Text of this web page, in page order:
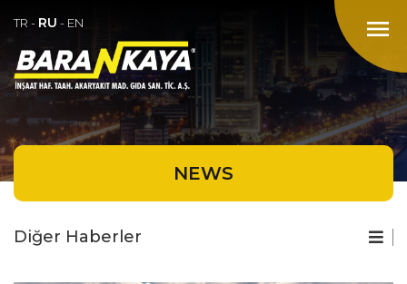
menu
TR - RU - EN
NEWS
Diğer Haberler